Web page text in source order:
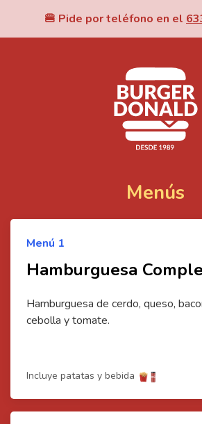
🍔 Pide por teléfono en el
Menús
Menú 1
Hamburguesa
Hamburguesa de cerdo, queso,
cebolla y tomate.
Incluye patatas y bebida